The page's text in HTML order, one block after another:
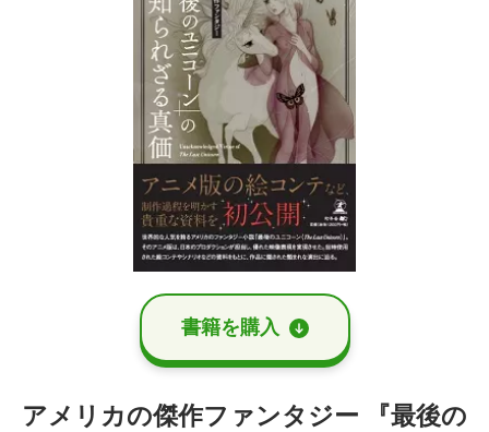
書籍を購⼊
アメリカの傑作ファンタジー 『最後の